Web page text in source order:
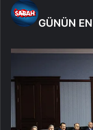
GÜNÜN